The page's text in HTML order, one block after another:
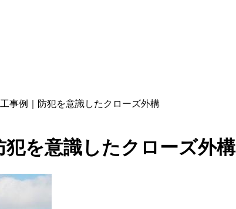
事例｜防犯を意識したクローズ外構
を意識したクローズ外構